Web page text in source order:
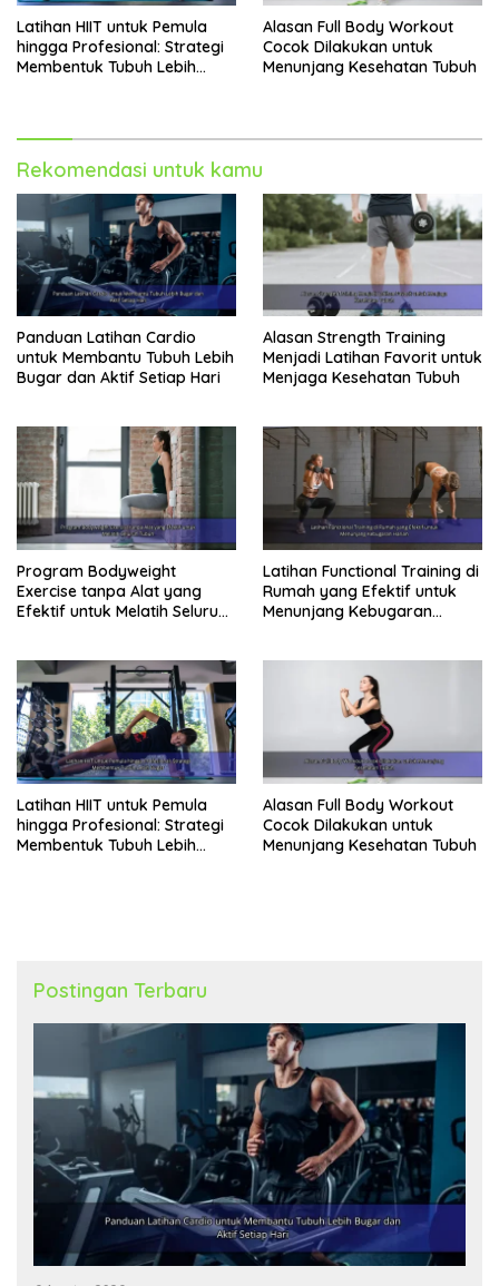
Latihan HIIT untuk Pemula
hingga Profesional: Strategi
Membentuk Tubuh Lebih
Alasan Full Body Workout
Cocok Dilakukan untuk
Menunjang Kesehatan Tubuh
Rekomendasi untuk kamu
Panduan Latihan Cardio
untuk Membantu Tubuh Lebih
Bugar dan Aktif Setiap Hari
Alasan Strength Training
Menjadi Latihan Favorit untuk
Menjaga Kesehatan Tubuh
Program Bodyweight
Exercise tanpa Alat yang
Efektif untuk Melatih Seluruh
Latihan Functional Training di
Rumah yang Efektif untuk
Menunjang Kebugaran
Latihan HIIT untuk Pemula
hingga Profesional: Strategi
Membentuk Tubuh Lebih
Alasan Full Body Workout
Cocok Dilakukan untuk
Menunjang Kesehatan Tubuh
Postingan Terbaru